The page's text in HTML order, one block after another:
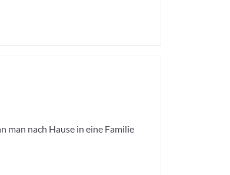
man nach Hause in eine Familie